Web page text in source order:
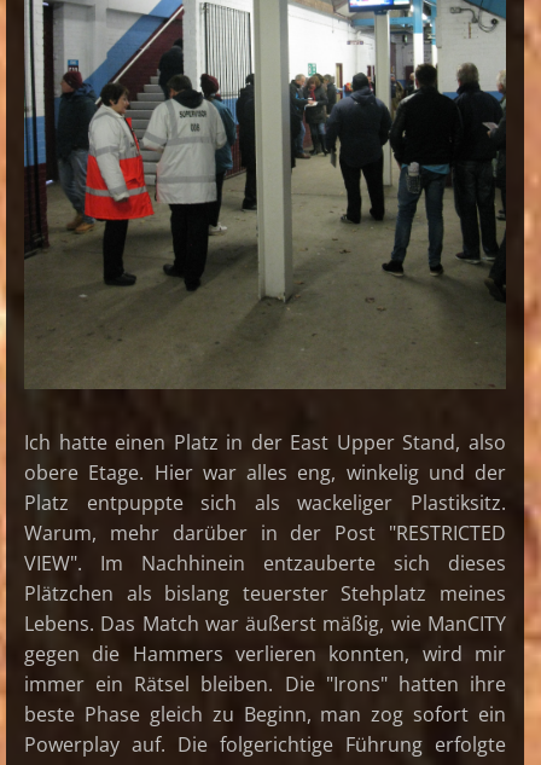
Ich hatte einen Platz in der East Upper Stand, also
obere Etage. Hier war alles eng, winkelig und der
Platz entpuppte sich als wackeliger Plastiksitz.
Warum, mehr darüber in der Post "RESTRICTED
VIEW". Im Nachhinein entzauberte sich dieses
Plätzchen als bislang teuerster Stehplatz meines
Lebens. Das Match war äußerst mäßig, wie ManCITY
gegen die Hammers verlieren konnten, wird mir
immer ein Rätsel bleiben. Die "Irons" hatten ihre
beste Phase gleich zu Beginn, man zog sofort ein
Powerplay auf. Die folgerichtige Führung erfolgte